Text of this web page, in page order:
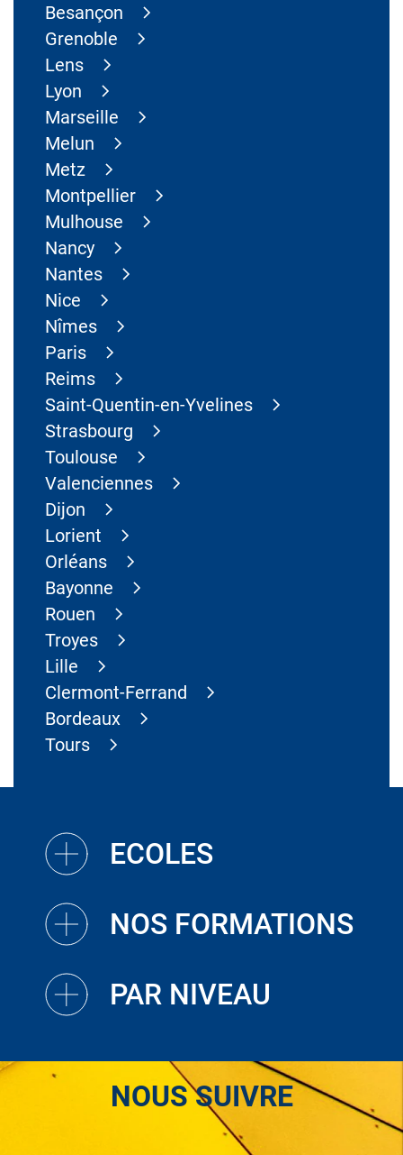
Besançon
Grenoble
Lens
Lyon
Marseille
Melun
Metz
Montpellier
Mulhouse
Nancy
Nantes
Nice
Nîmes
Paris
Reims
Saint-Quentin-en-Yvelines
Strasbourg
Toulouse
Valenciennes
Dijon
Lorient
Orléans
Bayonne
Rouen
Troyes
Lille
Clermont-Ferrand
Bordeaux
Tours
ECOLES
NOS FORMATIONS
PAR NIVEAU
NOUS SUIVRE